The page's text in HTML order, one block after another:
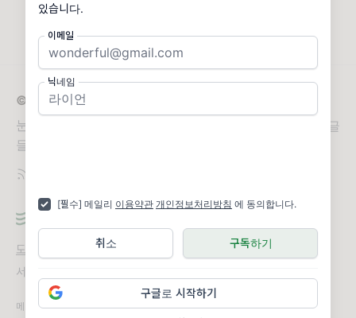
있습니다.
이메일
닉네임
[필수] 메일리 이용약관 개인정보처리방침 에 동의합니다.
구독하기
취소
구글로 시작하기
© 2026 nungil
눈꽃이 겹겹이 쌓여 아름다운 눈길을 만들 듯, 눈꽃 같은 글
들을 출판으로 아름답게 피워내기를 바라며
도움말
오류 및 기능 관련 제보
서비스 이용 문의
메일리 사업자 정보